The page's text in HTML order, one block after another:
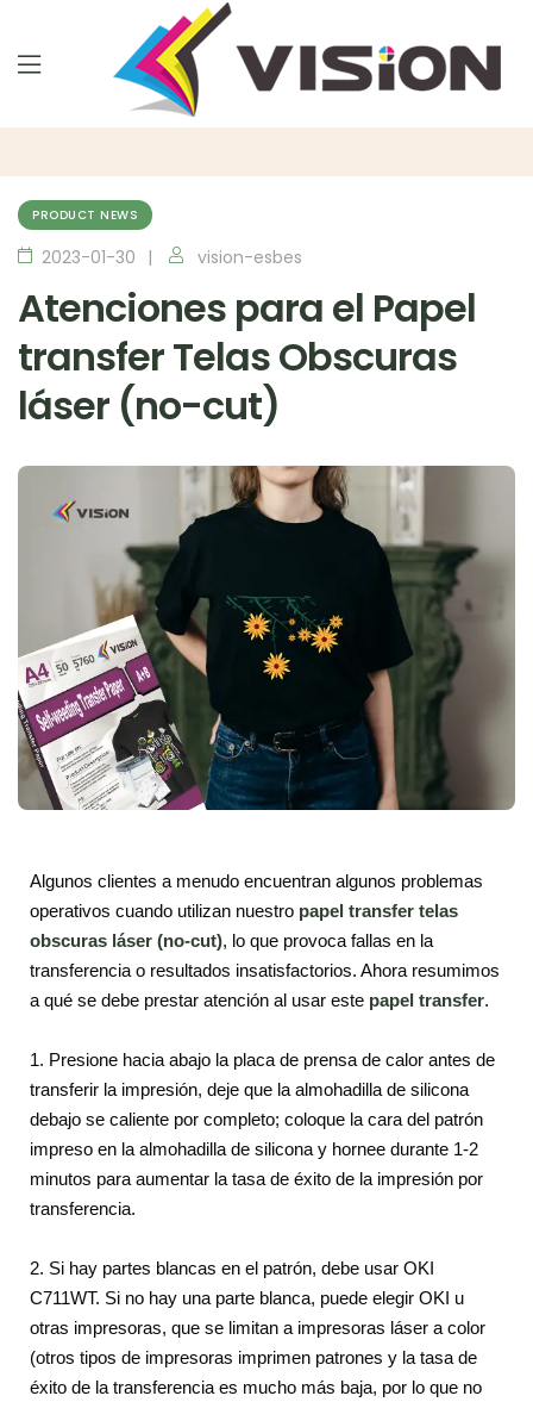
PRODUCT NEWS
2023-01-30 vision-esbes
Atenciones para el Papel
transfer Telas Obscuras
láser (no-cut)
Algunos clientes a menudo encuentran algunos problemas
operativos cuando utilizan nuestro papel transfer telas
obscuras láser (no-cut), lo que provoca fallas en la
transferencia o resultados insatisfactorios. Ahora resumimos
a qué se debe prestar atención al usar este papel transfer.
1. Presione hacia abajo la placa de prensa de calor antes de
transferir la impresión, deje que la almohadilla de silicona
debajo se caliente por completo; coloque la cara del patrón
impreso en la almohadilla de silicona y hornee durante 1-2
minutos para aumentar la tasa de éxito de la impresión por
transferencia.
2. Si hay partes blancas en el patrón, debe usar OKI
C711WT. Si no hay una parte blanca, puede elegir OKI u
otras impresoras, que se limitan a impresoras láser a color
(otros tipos de impresoras imprimen patrones y la tasa de
éxito de la transferencia es mucho más baja, por lo que no